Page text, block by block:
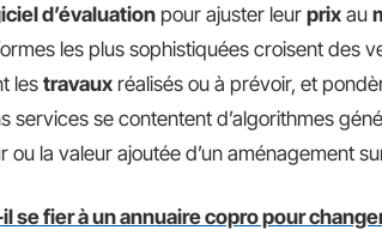
d’évaluation pour ajuster leur prix au
les plus sophistiquées croisent des
les travaux réalisés ou à prévoir, et
services se contentent d’algorithmes
ou la valeur ajoutée d’un aménagement
se fier à un annuaire copro pour